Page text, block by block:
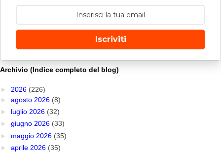
Iscriviti
Archivio (Indice completo del blog)
► 2026 (226)
► agosto 2026 (8)
► luglio 2026 (32)
► giugno 2026 (33)
► maggio 2026 (35)
► aprile 2026 (35)